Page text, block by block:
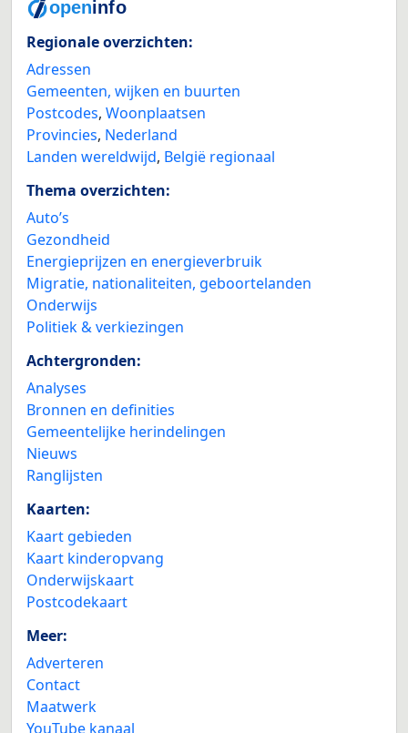
Regionale overzichten:
Adressen
Gemeenten, wijken en buurten
Postcodes, Woonplaatsen
Provincies, Nederland
Landen wereldwijd, België regionaal
Thema overzichten:
Auto’s
Gezondheid
Energieprijzen en energieverbruik
Migratie, nationaliteiten, geboortelanden
Onderwijs
Politiek & verkiezingen
Achtergronden:
Analyses
Bronnen en definities
Gemeentelijke herindelingen
Nieuws
Ranglijsten
Kaarten:
Kaart gebieden
Kaart kinderopvang
Onderwijskaart
Postcodekaart
Meer:
Adverteren
Contact
Maatwerk
YouTube kanaal